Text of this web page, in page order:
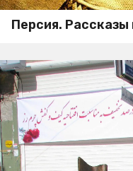
Персия. Рассказы